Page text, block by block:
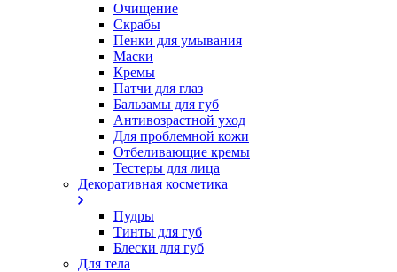
Очищение
Скрабы
Пенки для умывания
Маски
Кремы
Патчи для глаз
Бальзамы для губ
Антивозрастной уход
Для проблемной кожи
Oтбеливающие кремы
Тестеры для лица
Декоративная косметика
Пудры
Тинты для губ
Блески для губ
Для тела